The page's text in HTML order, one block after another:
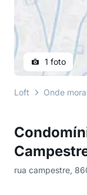
rua campestre,
1 foto
Loft Onde